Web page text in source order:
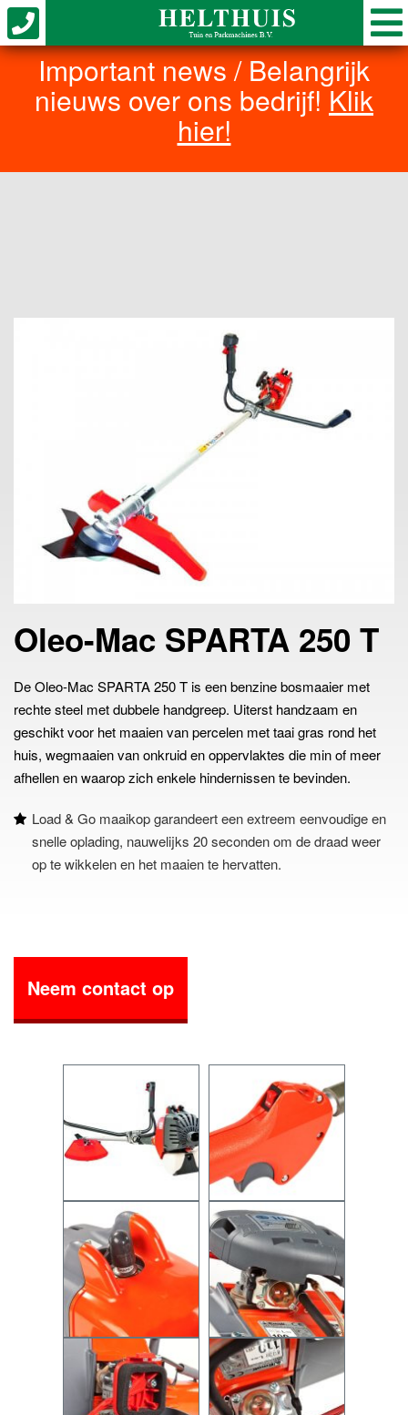
Important news / Belangrijk
nieuws over ons bedrijf!Klik
hier!
Oleo-Mac SPARTA 250 T
De Oleo-Mac SPARTA 250 T is een benzine bosmaaier met
rechte steel met dubbele handgreep. Uiterst handzaam en
geschikt voor het maaien van percelen met taai gras rond het
huis, wegmaaien van onkruid en oppervlaktes die min of meer
afhellen en waarop zich enkele hindernissen te bevinden.
Load & Go maaikop garandeert een extreem eenvoudige en
snelle oplading, nauwelijks 20 seconden om de draad weer
op te wikkelen en het maaien te hervatten.
Neem contact op